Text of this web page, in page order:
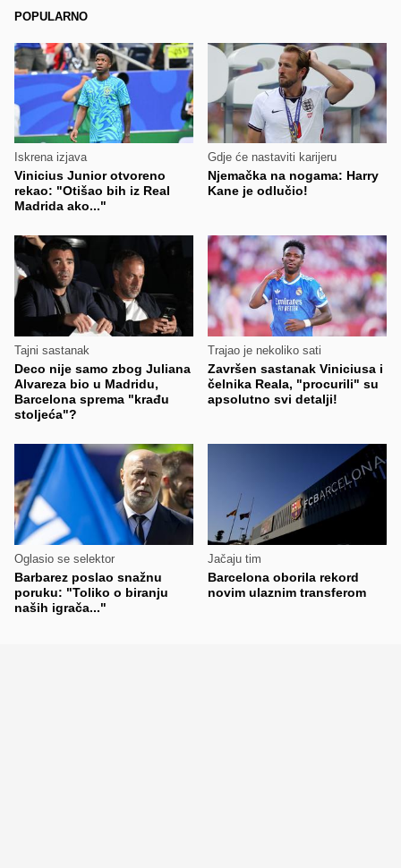
POPULARNO
Iskrena izjava
Vinicius Junior otvoreno
rekao: "Otišao bih iz Real
Madrida ako..."
Gdje će nastaviti karijeru
Njemačka na nogama: Harry
Kane je odlučio!
Tajni sastanak
Deco nije samo zbog Juliana
Alvareza bio u Madridu,
Barcelona sprema "krađu
stoljeća"?
Trajao je nekoliko sati
Završen sastanak Viniciusa i
čelnika Reala, "procurili" su
apsolutno svi detalji!
Oglasio se selektor
Barbarez poslao snažnu
poruku: "Toliko o biranju
naših igrača..."
Jačaju tim
Barcelona oborila rekord
novim ulaznim transferom